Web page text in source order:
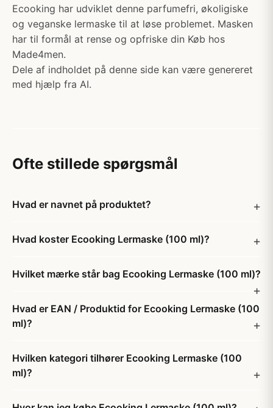
Ecooking har udviklet denne parfumefri, økoligiske
og veganske lermaske til at løse problemet. Masken
har til formål at rense og opfriske din Køb hos
Made4men.
Dele af indholdet på denne side kan være genereret
med hjælp fra AI.
Ofte stillede spørgsmål
Hvad er navnet på produktet?
Hvad koster Ecooking Lermaske (100 ml)?
Hvilket mærke står bag Ecooking Lermaske (100 ml)?
Hvad er EAN / Produktid for Ecooking Lermaske (100
ml)?
Hvilken kategori tilhører Ecooking Lermaske (100
ml)?